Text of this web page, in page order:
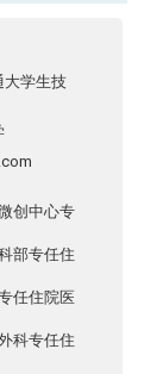
大学生技
创中心专
部专任住
任住院医
科专任住